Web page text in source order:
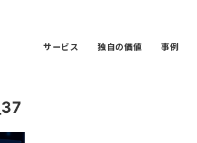
サービス 独自の価値 事例